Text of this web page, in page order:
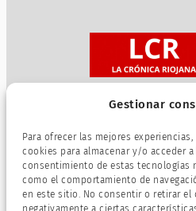
Gestionar
Para ofrecer las mejores
cookies para almacenar y/o acceder
consentimiento de estas tecnologías
como el comportamiento de
en este sitio. No consentir o retirar el
negativamente a ciertas
Política de
Términos de
Política de